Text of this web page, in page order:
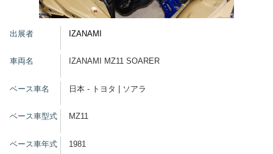
グッズ
出展者・Exhibitor
出展者 IZANAMI
車両名 IZANAMI MZ11 SOARER
ベース車名 日本 - トヨタ | ソアラ
ベース車型式 MZ11
ベース車年式 1981